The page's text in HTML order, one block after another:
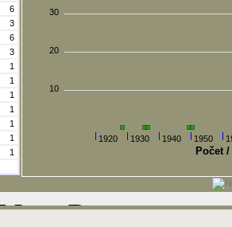
6
3
6
3
1
1
1
1
1
1
1
1920 1930 1940 1950
10
20
30
Počet